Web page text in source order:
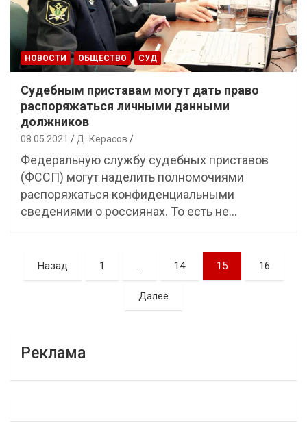
НОВОСТИ ОБЩЕСТВО СУД
Судебным приставам могут дать право
распоряжаться личными данными
должников
08.05.2021 Д. Керасов
Федеральную службу судебных приставов
(ФССП) могут наделить полномочиями
распоряжаться конфиденциальными
сведениями о россиянах. То есть не…
Навигация
по
Назад 1 … 14 15 16
Далее
Реклама